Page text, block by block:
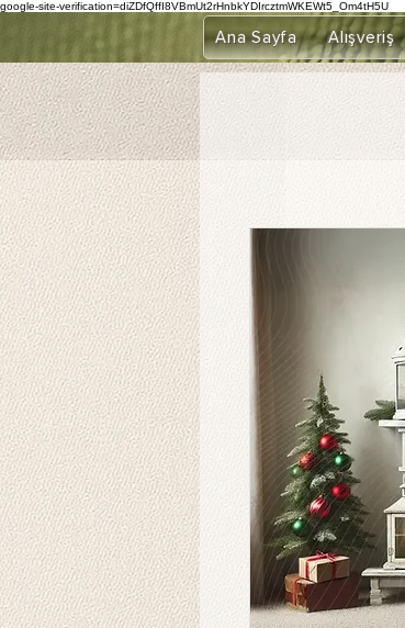
google-site-verification=diZDfQffI8VBmUt2rHnbkYDIrcztmWKEWt5_Om4tH5U
Ana Sayfa Alışveriş